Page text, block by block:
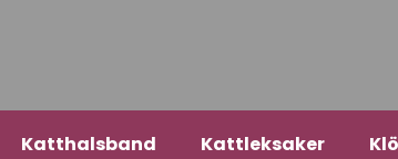
Katthalsband Kattleksaker